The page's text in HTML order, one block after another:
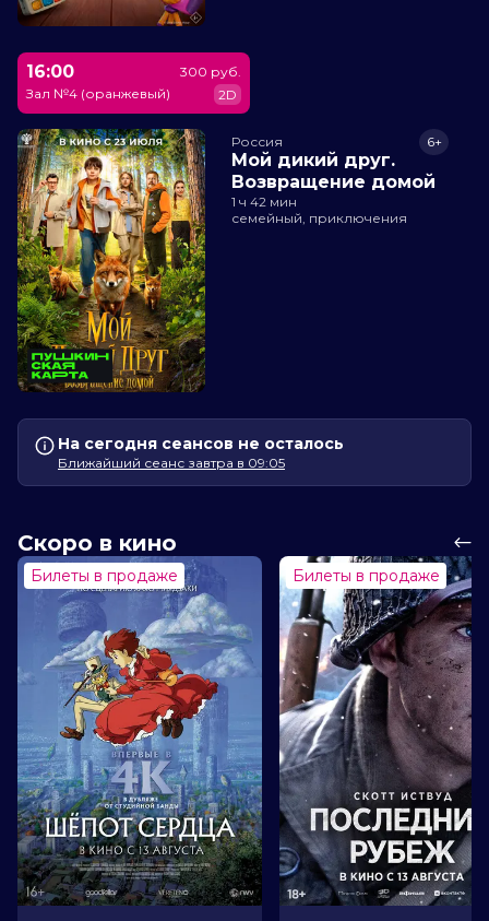
16:00
Зал №4 (оранжевый)
300 руб.
2D
Россия
Мой дикий друг.
Возвращение домой
6+
1 ч 42 мин
семейный, приключения
На сегодня сеансов не осталось
Ближайший сеанс завтра в 09:05
Скоро в кино
Билеты в продаже Билеты в продаже